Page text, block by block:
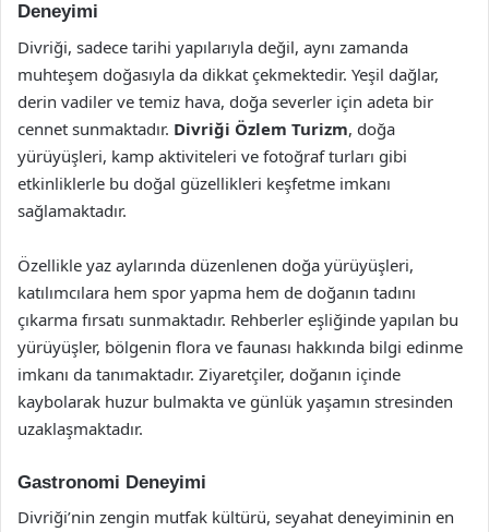
Deneyimi
Divriği, sadece tarihi yapılarıyla değil, aynı zamanda
muhteşem doğasıyla da dikkat çekmektedir. Yeşil dağlar,
derin vadiler ve temiz hava, doğa severler için adeta bir
cennet sunmaktadır. Divriği Özlem Turizm, doğa
yürüyüşleri, kamp aktiviteleri ve fotoğraf turları gibi
etkinliklerle bu doğal güzellikleri keşfetme imkanı
sağlamaktadır.
Özellikle yaz aylarında düzenlenen doğa yürüyüşleri,
katılımcılara hem spor yapma hem de doğanın tadını
çıkarma fırsatı sunmaktadır. Rehberler eşliğinde yapılan bu
yürüyüşler, bölgenin flora ve faunası hakkında bilgi edinme
imkanı da tanımaktadır. Ziyaretçiler, doğanın içinde
kaybolarak huzur bulmakta ve günlük yaşamın stresinden
uzaklaşmaktadır.
Gastronomi Deneyimi
Divriği’nin zengin mutfak kültürü, seyahat deneyiminin en